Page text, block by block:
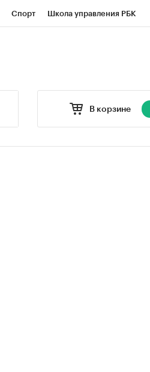
Спорт Школа управления РБК
В корзине